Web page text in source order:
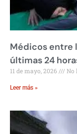
Médicos entre
últimas 24
11 de mayo, 2026 No
Leer más »